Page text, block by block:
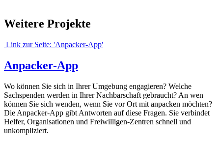
Weitere Projekte
Link zur Seite: 'Anpacker-App'
Anpacker-App
Wo können Sie sich in Ihrer Umgebung engagieren? Welche
Sachspenden werden in Ihrer Nachbarschaft gebraucht? An wen
können Sie sich wenden, wenn Sie vor Ort mit anpacken möchten?
Die Anpacker-App gibt Antworten auf diese Fragen. Sie verbindet
Helfer, Organisationen und Freiwilligen-Zentren schnell und
unkompliziert.